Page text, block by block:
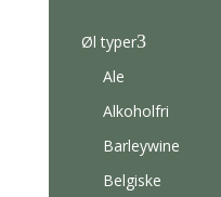
Øl typer3
Ale
Alkoholfri
Barleywine
Belgiske